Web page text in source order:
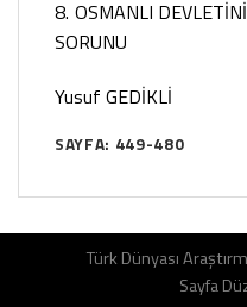
8. OSMANLI
SORUNU
Yusuf GEDİKLİ
SAYFA: 449-480
Türk Dünyası
Sayfa